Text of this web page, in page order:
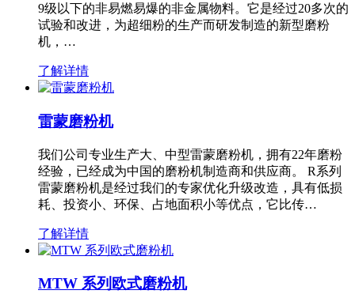
9级以下的非易燃易爆的非金属物料。它是经过20多次的
试验和改进，为超细粉的生产而研发制造的新型磨粉
机，…
了解详情
雷蒙磨粉机
我们公司专业生产大、中型雷蒙磨粉机，拥有22年磨粉
经验，已经成为中国的磨粉机制造商和供应商。 R系列
雷蒙磨粉机是经过我们的专家优化升级改造，具有低损
耗、投资小、环保、占地面积小等优点，它比传…
了解详情
MTW 系列欧式磨粉机